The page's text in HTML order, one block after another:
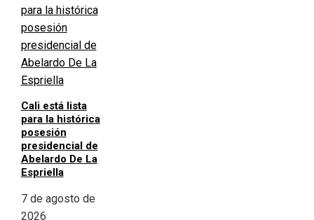
Cali está lista
para la histórica
posesión
presidencial de
Abelardo De La
Espriella
7 de agosto de
2026